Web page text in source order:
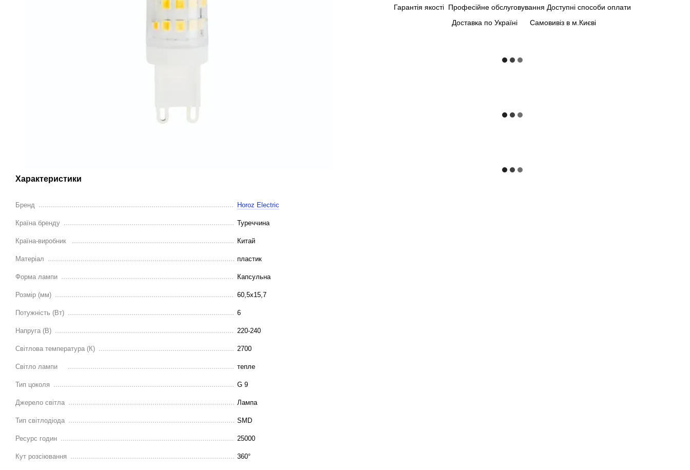
Характеристики
Бренд Horoz Electric
Країна бренду Туреччина
Країна-виробник Китай
Матеріал пластик
Форма лампи Капсульна
Розмір (мм) 60,5x15,7
Потужність (Вт) 6
Напруга (В) 220-240
Світлова температура (К) 2700
Світло лампи тепле
Тип цоколя G 9
Джерело світла Лампа
Тип світлодіода SMD
Ресурс годин 25000
Кут розсіювання 360°
Гарантія якості Професійне обслуговування Доступні способи оплати
Доставка по Україні
Самовивіз в м.Києві